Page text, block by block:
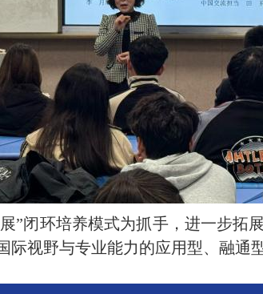
”闭环培养模式为抓手，进一步拓
视野与专业能力的应用型、融通